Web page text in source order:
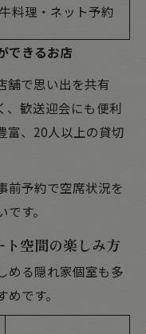
料理・ネット予約
できるお店
舗で思い出を共有
、歓送迎会にも便利
富、20人以上の貸切
前予約で空席状況を
す。
空間の楽しみ方
める隠れ家個室も多
です。